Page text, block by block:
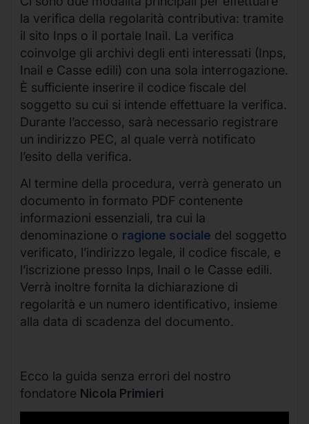
la verifica della regolarità contributiva: tramite
il sito Inps o il portale Inail. La verifica
coinvolge gli archivi degli enti interessati (Inps,
Inail e Casse edili) con una sola interrogazione.
È sufficiente inserire il codice fiscale del
soggetto su cui si intende effettuare la verifica.
Durante l’accesso, sarà necessario registrare
un indirizzo PEC, al quale verrà notificato
l’esito della verifica.
Al termine della procedura, verrà generato un
documento in formato PDF contenente
informazioni essenziali, tra cui la
denominazione o ragione sociale del soggetto
verificato, l’indirizzo legale, il codice fiscale, e
l’iscrizione presso Inps, Inail o le Casse edili.
Verrà inoltre fornita la dichiarazione di
regolarità e un numero identificativo, insieme
alla data di scadenza del documento.
Ecco la guida senza errori del nostro
fondatore Nicola Primieri